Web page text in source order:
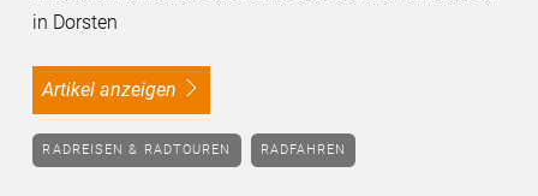
in Dorsten
Artikel anzeigen
RADREISEN & RADTOUREN RADFAHREN